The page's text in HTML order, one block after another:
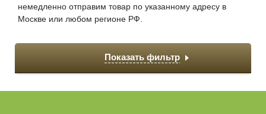
Показать фильтр
немедленно отправим товар по указанному адресу в
Москве или любом регионе РФ.